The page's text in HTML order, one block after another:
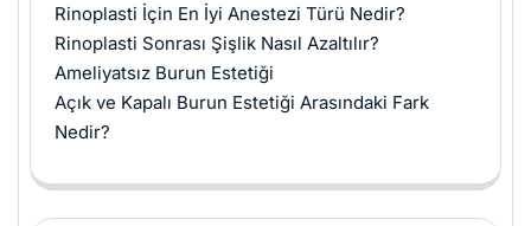
Rinoplasti İçin En İyi Anestezi Türü Nedir?
Rinoplasti Sonrası Şişlik Nasıl Azaltılır?
Ameliyatsız Burun Estetiği
Açık ve Kapalı Burun Estetiği Arasındaki Fark
Nedir?